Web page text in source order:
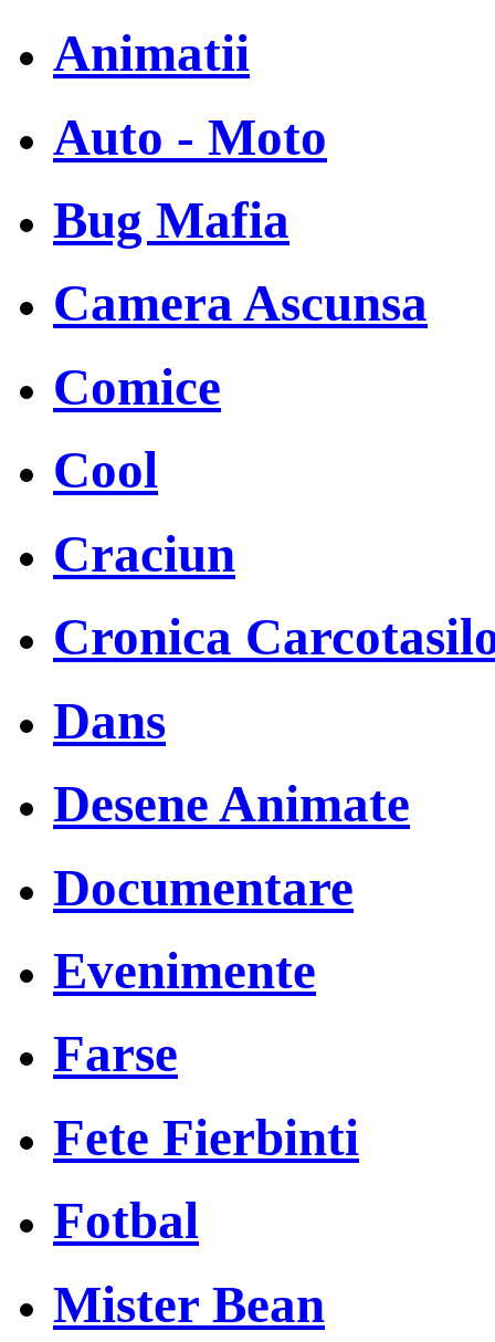
Animatii
Auto - Moto
Bug Mafia
Camera Ascunsa
Comice
Cool
Craciun
Cronica
Dans
Desene Animate
Documentare
Evenimente
Farse
Fete Fierbinti
Fotbal
Mister Bean